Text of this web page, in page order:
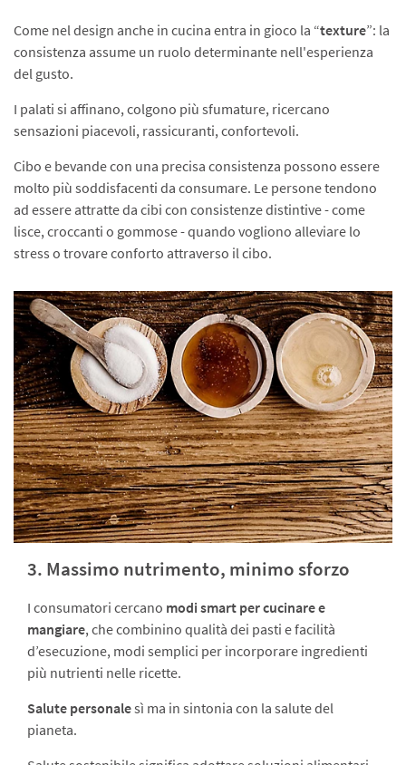
Come nel design anche in cucina entra in gioco la “texture”: la
consistenza assume un ruolo determinante nell'esperienza
del gusto.
I palati si affinano, colgono più sfumature, ricercano
sensazioni piacevoli, rassicuranti, confortevoli.
Cibo e bevande con una precisa consistenza possono essere
molto più soddisfacenti da consumare. Le persone tendono
ad essere attratte da cibi con consistenze distintive - come
lisce, croccanti o gommose - quando vogliono alleviare lo
stress o trovare conforto attraverso il cibo.
3. Massimo nutrimento, minimo sforzo
I consumatori cercano modi smart per cucinare e
mangiare, che combinino qualità dei pasti e facilità
d’esecuzione, modi semplici per incorporare ingredienti
più nutrienti nelle ricette.
Salute personalesì ma in sintonia con la salute del
pianeta.